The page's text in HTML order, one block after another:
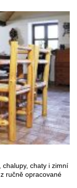
chaty i zimní
ručně opracované